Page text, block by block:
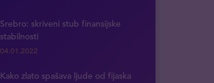
Srebro: skriveni stub finansijske
stabilnosti
04.01.2022
Kako zlato spašava ljude od fijaska